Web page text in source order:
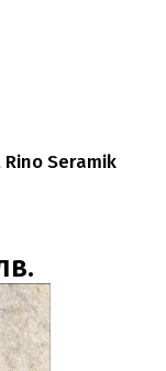
Seramik